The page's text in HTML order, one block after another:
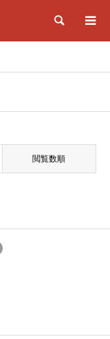
検索
閲覧数順